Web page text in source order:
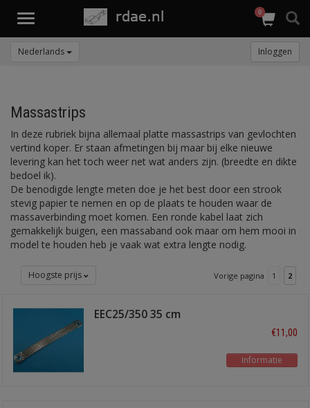
Toggle
0
Nederlands Inloggen
Massastrips
In deze rubriek bijna allemaal platte massastrips van gevlochten
vertind koper. Er staan afmetingen bij maar bij elke nieuwe
levering kan het toch weer net wat anders zijn. (breedte en dikte
bedoel ik).
De benodigde lengte meten doe je het best door een strook
stevig papier te nemen en op de plaats te houden waar de
massaverbinding moet komen. Een ronde kabel laat zich
gemakkelijk buigen, een massaband ook maar om hem mooi in
model te houden heb je vaak wat extra lengte nodig.
Hoogste prijs Vorige pagina 1 2
EEC25/350 35 cm
€11,00
Informatie